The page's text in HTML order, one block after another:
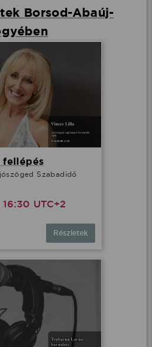
Borsod-Abaúj-
fellépés
Szabadidő
UTC+2
Részletek